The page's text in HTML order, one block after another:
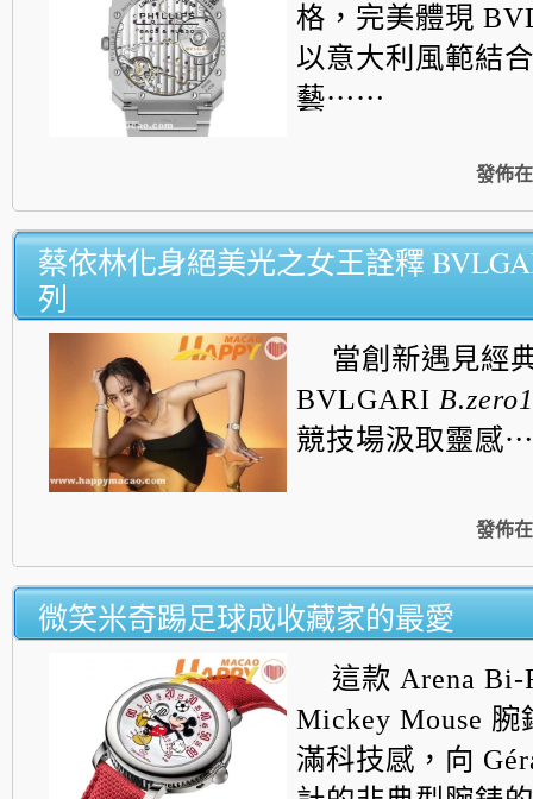
格，完美體現
以意大利風範結
藝⋯⋯
發佈在
蔡依林化身絕美光之女王詮釋
列
當創新遇見經
BVLGARI
競技場汲取靈
發佈在
微笑米奇踢足球成收藏家的最愛
這款 Arena Bi-
Mickey Mouse 腕
滿科技感，向